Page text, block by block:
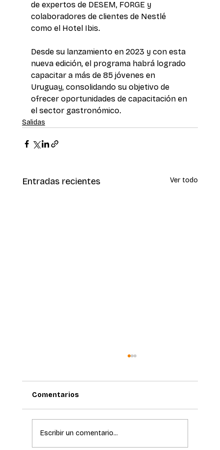
de expertos de DESEM, FORGE y
colaboradores de clientes de Nestlé
como el Hotel Ibis.
Desde su lanzamiento en 2023 y con esta
nueva edición, el programa habrá logrado
capacitar a más de 85 jóvenes en
Uruguay, consolidando su objetivo de
ofrecer oportunidades de capacitación en
el sector gastronómico.
Salidas
Entradas recientes Ver todo
Comentarios
Escribir un comentario...